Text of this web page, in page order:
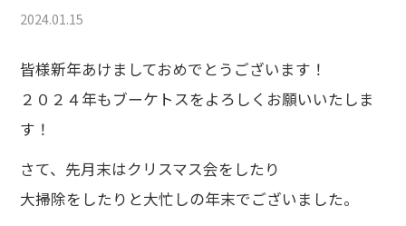
2024.01.15
皆様新年あけましておめでとうございます！
２０２４年もブーケトスをよろしくお願いいたしま
す！
さて、先月末はクリスマス会をしたり
大掃除をしたりと大忙しの年末でございました。